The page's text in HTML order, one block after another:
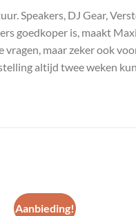
Speakers, DJ Gear,
goedkoper is, maakt
maar zeker ook
altijd twee weken
Aanbieding!